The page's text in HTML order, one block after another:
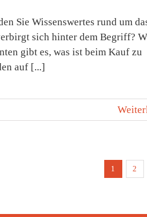
Sie Wissenswertes rund um
sich hinter dem Begriff?
gibt es, was ist beim Kauf zu
auf [...]
1 2